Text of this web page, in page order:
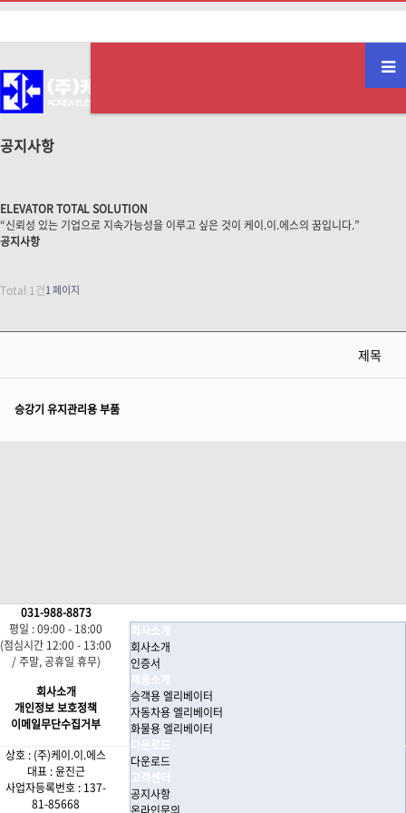
공지사항
ELEVATOR TOTAL SOLUTION
“신뢰성 있는 기업으로 지속가능성을 이루고 싶은 것이 케이.이.에스의 꿈입니다.”
공지사항
Total 1건1 페이지
제목
승강기 유지관리용 부품
회사소개
회사소개
인증서
제품소개
승객용 엘리베이터
자동차용 엘리베이터
화물용 엘리베이터
다운로드
다운로드
고객센터
공지사항
031-988-8873
평일 : 09:00 - 18:00
(점심시간 12:00 - 13:00
/ 주말, 공휴일 휴무)
회사소개
개인정보 보호정책
이메일무단수집거부
상호 : (주)케이.이.에스
대표 : 윤진근
사업자등록번호 : 137-
81-85668